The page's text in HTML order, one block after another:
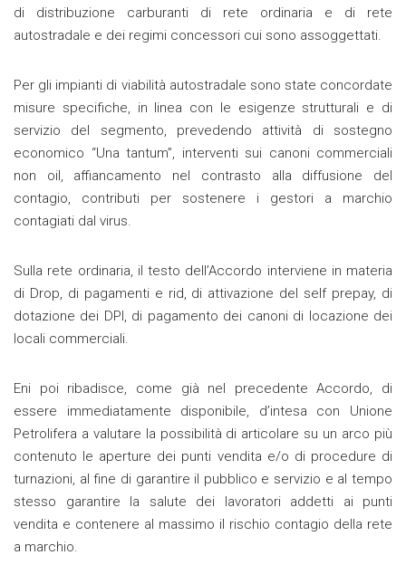
di distribuzione carburanti di rete ordinaria e di rete
autostradale e dei regimi concessori cui sono assoggettati.
Per gli impianti di viabilità autostradale sono state concordate
misure specifiche, in linea con le esigenze strutturali e di
servizio del segmento, prevedendo attività di sostegno
economico “Una tantum”, interventi sui canoni commerciali
non oil, affiancamento nel contrasto alla diffusione del
contagio, contributi per sostenere i gestori a marchio
contagiati dal virus.
Sulla rete ordinaria, il testo dell’Accordo interviene in materia
di Drop, di pagamenti e rid, di attivazione del self prepay, di
dotazione dei DPI, di pagamento dei canoni di locazione dei
locali commerciali.
Eni poi ribadisce, come già nel precedente Accordo, di
essere immediatamente disponibile, d’intesa con Unione
Petrolifera a valutare la possibilità di articolare su un arco più
contenuto le aperture dei punti vendita e/o di procedure di
turnazioni, al fine di garantire il pubblico e servizio e al tempo
stesso garantire la salute dei lavoratori addetti ai punti
vendita e contenere al massimo il rischio contagio della rete
a marchio.